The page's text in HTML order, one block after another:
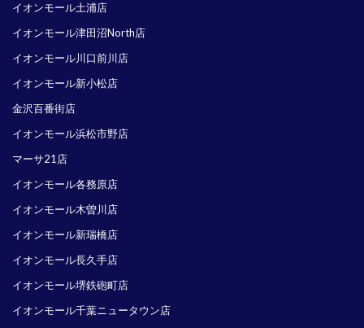
イオンモール土浦店
イオンモール津田沼North店
イオンモール川口前川店
イオンモール新小松店
金沢百番街店
イオンモール浜松市野店
マーサ21店
イオンモール各務原店
イオンモール木曽川店
イオンモール新瑞橋店
イオンモール長久手店
イオンモール堺鉄砲町店
イオンモール千葉ニュータウン店